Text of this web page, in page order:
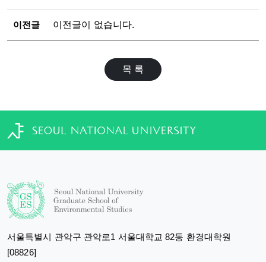
이전글 이전글이 없습니다.
목 록
서울특별시 관악구 관악로1 서울대학교 82동 환경대학원
[08826]